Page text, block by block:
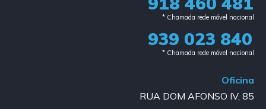
* Chamada rede móvel nacional
939 023 840​
* Chamada rede móvel nacional
Oficina
RUA DOM AFONSO IV, 85